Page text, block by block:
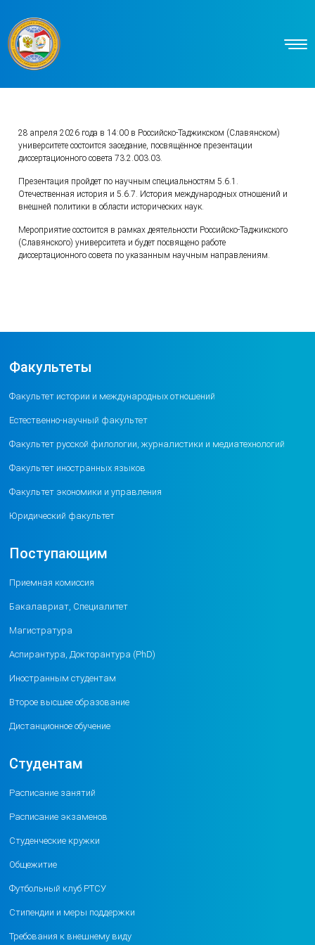
28 апреля 2026 года в 14:00 в Российско-Таджикском (Славянском)
университете состоится заседание, посвящённое презентации
диссертационного совета 73.2.003.03.
Презентация пройдет по научным специальностям 5.6.1.
Отечественная история и 5.6.7. История международных отношений и
внешней политики в области исторических наук.
Мероприятие состоится в рамках деятельности Российско-Таджикского
(Славянского) университета и будет посвящено работе
диссертационного совета по указанным научным направлениям.
Факультеты
Факультет истории и международных отношений
Естественно-научный факультет
Факультет русской филологии, журналистики и медиатехнологий
Факультет иностранных языков
Факультет экономики и управления
Юридический факультет
Поступающим
Приемная комиссия
Бакалавриат, Специалитет
Магистратура
Аспирантура, Докторантура (PhD)
Иностранным студентам
Второе высшее образование
Дистанционное обучение
Студентам
Расписание занятий
Расписание экзаменов
Студенческие кружки
Общежитие
Футбольный клуб РТСУ
Стипендии и меры поддержки
Требования к внешнему виду